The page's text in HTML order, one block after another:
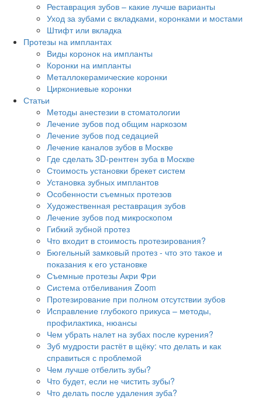
Реставрация зубов – какие лучше варианты
Уход за зубами с вкладками, коронками и мостами
Штифт или вкладка
Протезы на имплантах
Виды коронок на импланты
Коронки на импланты
Металлокерамические коронки
Циркониевые коронки
Статьи
Методы анестезии в стоматологии
Лечение зубов под общим наркозом
Лечение зубов под седацией
Лечение каналов зубов в Москве
Где сделать 3D-рентген зуба в Москве
Стоимость установки брекет систем
Установка зубных имплантов
Особенности съемных протезов
Художественная реставрация зубов
Лечение зубов под микроскопом
Гибкий зубной протез
Что входит в стоимость протезирования?
Бюгельный замковый протез - что это такое и
показания к его установке
Съемные протезы Акри Фри
Система отбеливания Zoom
Протезирование при полном отсутствии зубов
Исправление глубокого прикуса – методы,
профилактика, нюансы
Чем убрать налет на зубах после курения?
Зуб мудрости растёт в щёку: что делать и как
справиться с проблемой
Чем лучше отбелить зубы?
Что будет, если не чистить зубы?
Что делать после удаления зуба?